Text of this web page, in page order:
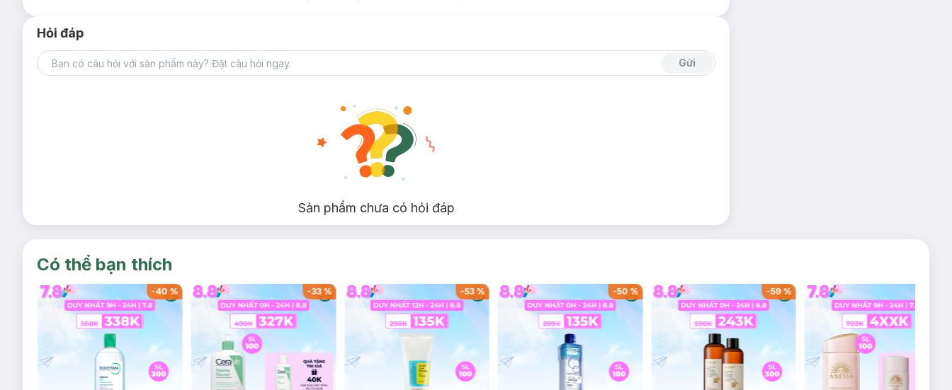
Sau khi mở rộng
Chứa được laptop 15.6 inch.
Ưu thế nổi bật của Balo Du Lịch Xách Tay Bagsmart Blast:
Trang bị 6 ngăn bên ngoài cùng dây kéo tiện dụng, giúp lấy nhanh các vật dụng cần thiết khi di chuyển.
Có thể xách tay, xách ngang, đeo vali nhờ quai phía sau hoặc sử dụng tay cầm bên hông, phù hợp nhiều nhu cầu sử
Hệ thống dây nén thông minh:
Hỏi đáp
Gửi
Sản phẩm chưa có hỏi đáp
Có thể bạn thích
-40 % -33% -53% -50 % -59%